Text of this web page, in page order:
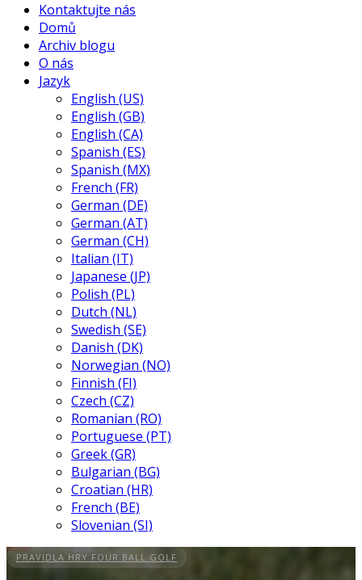
Kontaktujte nás
Domů
Archiv blogu
O nás
Jazyk
English (US)
English (GB)
English (CA)
Spanish (ES)
Spanish (MX)
French (FR)
German (DE)
German (AT)
German (CH)
Italian (IT)
Japanese (JP)
Polish (PL)
Dutch (NL)
Swedish (SE)
Danish (DK)
Norwegian (NO)
Finnish (FI)
Czech (CZ)
Romanian (RO)
Portuguese (PT)
Greek (GR)
Bulgarian (BG)
Croatian (HR)
French (BE)
Slovenian (SI)
PRAVIDLA HRY FOUR BALL GOLF